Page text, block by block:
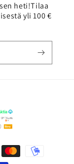
heti!Tilaa
yli 100 €